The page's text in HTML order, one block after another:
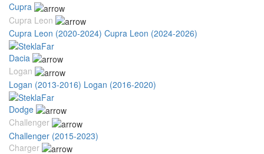
Cupra
Cupra Leon
Cupra Leon (2020-2024) Cupra Leon (2024-2026)
Dacia
Logan
Logan (2013-2016) Logan (2016-2020)
Dodge
Challenger
Challenger (2015-2023)
Charger